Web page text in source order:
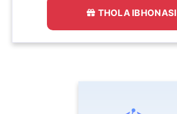
THOLA IBHONASI